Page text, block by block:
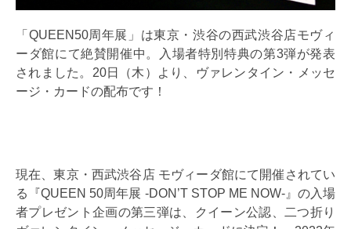
「QUEEN50周年展」は東京・渋谷の西武渋谷店モヴィ
ーダ館にて絶賛開催中。入場者特別特典の第3弾が発表
されました。20日（木）より、ヴァレンタイン・メッセ
ージ・カードの配布です！
現在、東京・西武渋谷店 モヴィーダ館にて開催されてい
る『QUEEN 50周年展 -DON’T STOP ME NOW-』の入場
者プレゼント企画の第三弾は、クイーン公認、二つ折り